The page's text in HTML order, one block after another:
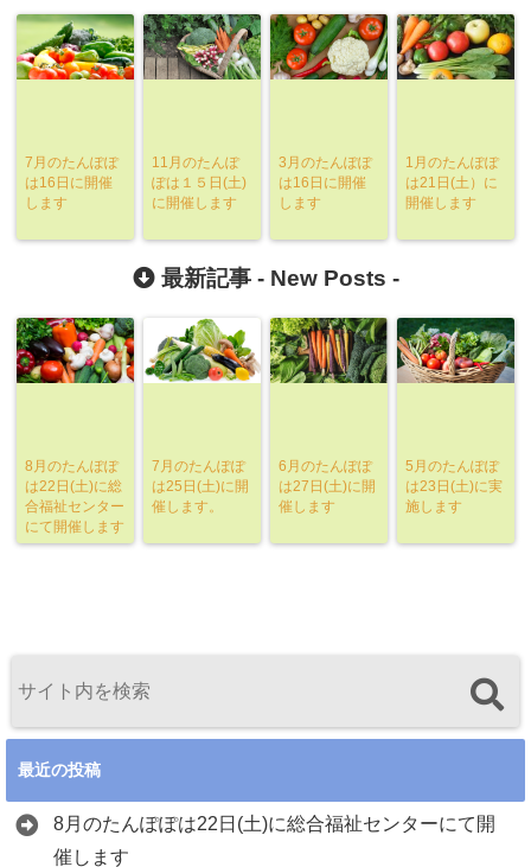
7月のたんぽぽ
は16日に開催
します
11月のたんぽ
ぽは１５日(土)
に開催します
3月のたんぽぽ
は16日に開催
します
1月のたんぽぽ
は21日(土）に
開催します
最新記事 - New Posts -
8月のたんぽぽ
は22日(土)に総
合福祉センター
にて開催します
7月のたんぽぽ
は25日(土)に開
催します。
6月のたんぽぽ
は27日(土)に開
催します
5月のたんぽぽ
は23日(土)に実
施します
最近の投稿
8月のたんぽぽは22日(土)に総合福祉センターにて開
催します